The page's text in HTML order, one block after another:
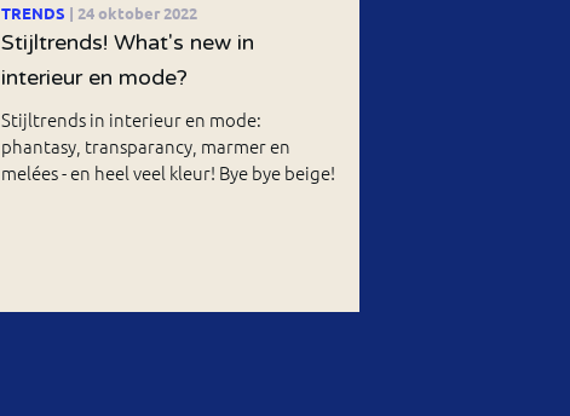
TRENDS | 24 oktober 2022
Stijltrends! What's new in
interieur en mode?
Stijltrends in interieur en mode:
phantasy, transparancy, marmer en
melées - en heel veel kleur! Bye bye beige!